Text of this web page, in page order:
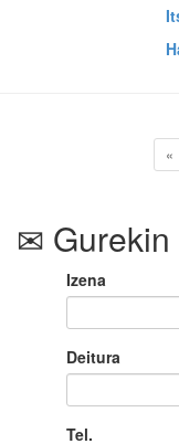
«
Izena
Deitura
Tel.